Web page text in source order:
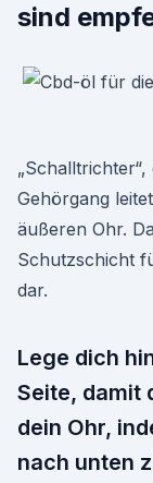
sind
Gehörgang
äußeren Ohr.
Schutzschicht
dar.
Lege dich
Seite, damit
dein Ohr,
nach unten